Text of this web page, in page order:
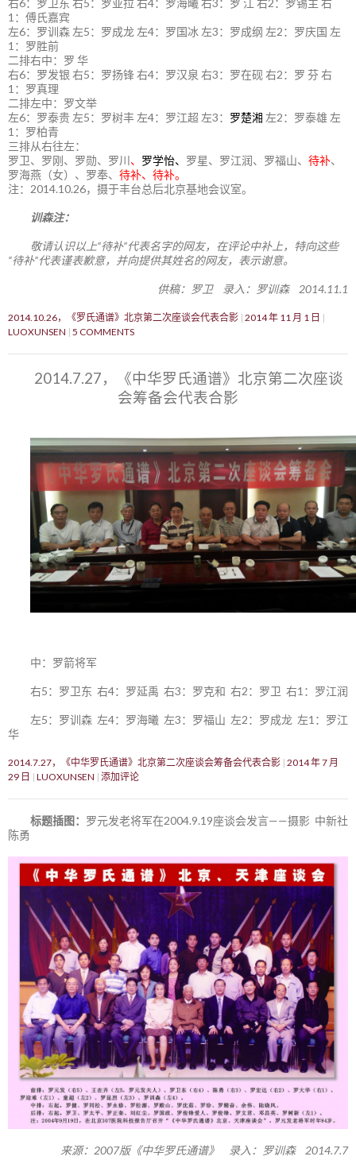
右6：罗卫东 右5：罗亚拉 右4：罗海曦 右3：罗 江 右2：罗锡主 右
1：傅氏嘉宾
左6：罗训森 左5：罗成龙 左4：罗国冰 左3：罗成纲 左2：罗庆国 左
1：罗胜前
二排右中：罗 华
右6：罗发银 右5：罗扬锋 右4：罗汉泉 右3：罗在砚 右2：罗 芬 右
1：罗真理
二排左中：罗文举
左6：罗泰贵 左5：罗树丰 左4：罗江超 左3： 罗楚湘 左2：罗泰雄 左
1：罗柏青
三排从右往左：
罗卫、罗刚、罗勋、罗川 、 罗学怡、 罗星、罗江润、罗福山、 待补、
罗海燕（女）、罗奉、 待补、待补。
注：2014.10.26，摄于丰台总后北京基地会议室。
训森注：
敬请认识以上“待补”代表名字的网友，在评论中补上，特向这些
“待补”代表谨表歉意，并向提供其姓名的网友，表示谢意。
供稿：罗卫 录入：罗训森 2014.11.1
2014.10.26，《罗氏通谱》北京第二次座谈会代表合影 2014 年 11 月 1 日
LUOXUNSEN 5 COMMENTS
2014.7.27，《中华罗氏通谱》北京第二次座谈
会筹备会代表合影
中：罗箭将军
右5：罗卫东 右4：罗延禹 右3：罗克和 右2：罗卫 右1：罗江润
左5：罗训森 左4：罗海曦 左3：罗福山 左2：罗成龙 左1：罗江
华
2014.7.27，《中华罗氏通谱》北京第二次座谈会筹备会代表合影 2014 年 7 月
29 日
LUOXUNSEN 添加评论
标题插图： 罗元发老将军在2004.9.19座谈会发言——摄影 中新社
陈勇
来源：2007版《中华罗氏通谱》 录入：罗训森 2014.7.7